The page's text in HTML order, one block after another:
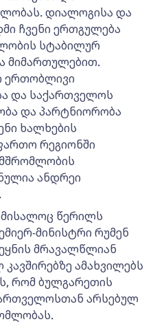
დიალოგისა და
ჩვენი ერთგულება
სტაბილურ
მიმართულებით.
ერთობლივი
და საქართველოს
და პარტნიორობა
ხალხების
რეგიონში
ანდრეი
მისალოც წერილს
მინისტრი რუმენ
მრავალწლიან
ამახვილებს
რომ ბულგარეთის
არსებულ